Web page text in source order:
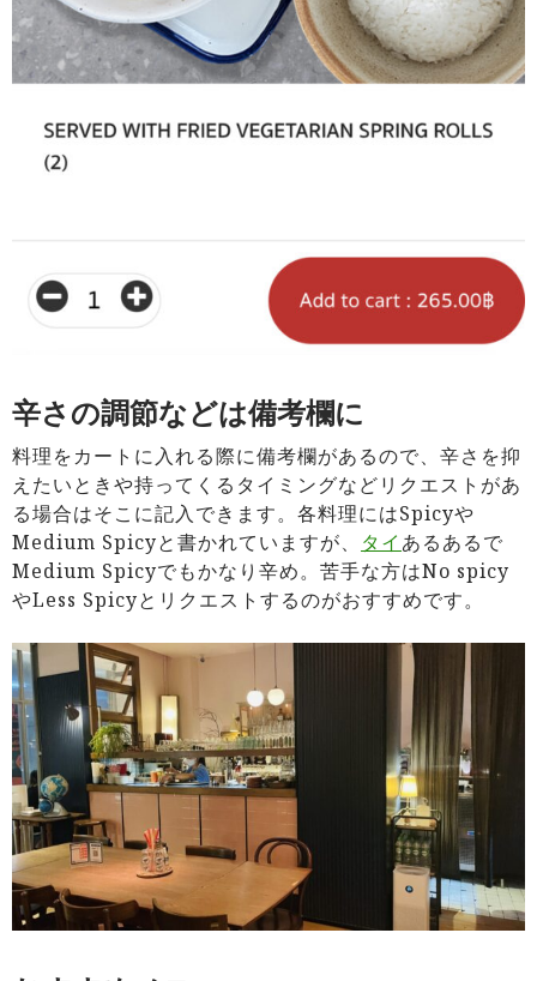
辛さの調節などは備考欄に
料理をカートに入れる際に備考欄があるので、辛さを抑
えたいときや持ってくるタイミングなどリクエストがあ
る場合はそこに記入できます。各料理にはSpicyや
Medium Spicyと書かれていますが、 タイ あるあるで
Medium Spicyでもかなり辛め。苦手な方はNo spicy
やLess Spicyとリクエストするのがおすすめです。